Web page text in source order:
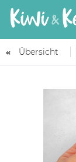
Übersicht